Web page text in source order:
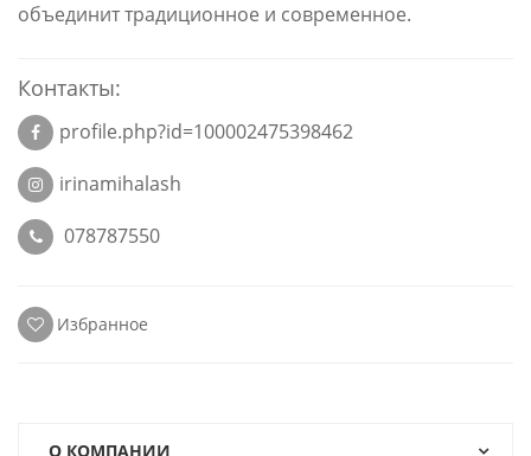
объединит традиционное и современное.
Контакты:
profile.php?id=100002475398462
irinamihalash
078787550
Избранное
О КОМПАНИИ